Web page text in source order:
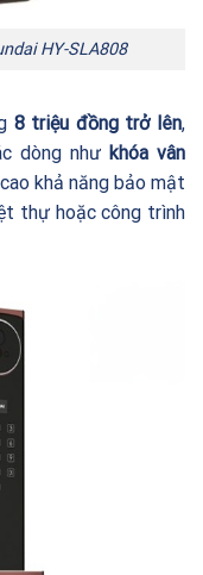
HY-SLA808
8 triệu đồng trở lên,
dòng như khóa vân
khả năng bảo mật
thự hoặc công trình